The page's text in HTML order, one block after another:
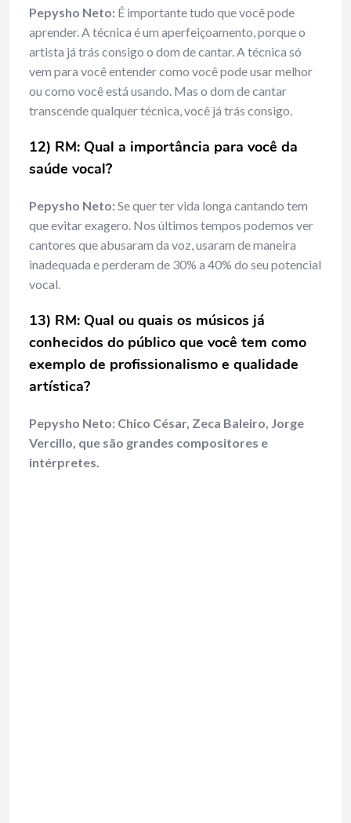
Pepysho Neto: É importante tudo que você pode
aprender. A técnica é um aperfeiçoamento, porque o
artista já trás consigo o dom de cantar. A técnica só
vem para você entender como você pode usar melhor
ou como você está usando. Mas o dom de cantar
transcende qualquer técnica, você já trás consigo.
12) RM: Qual a importância para você da
saúde vocal?
Pepysho Neto:Se quer ter vida longa cantando tem
que evitar exagero. Nos últimos tempos podemos ver
cantores que abusaram da voz, usaram de maneira
inadequada e perderam de 30% a 40% do seu potencial
vocal.
13) RM: Qual ou quais os músicos já
conhecidos do público que você tem como
exemplo de profissionalismo e qualidade
artística?
Pepysho Neto: Chico César, Zeca Baleiro, Jorge
Vercillo, que são grandes compositores e
intérpretes.